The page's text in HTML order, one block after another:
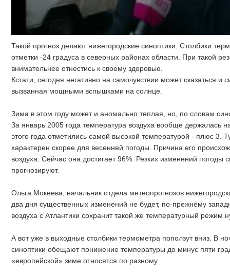
Такой прогноз делают нижегородские синоптики. Столбики
отметки -24 градуса в северных районах области. При такой
внимательнее отнестись к своему здоровью.
Кстати, сегодня негативно на самочувствии может сказаться и
вызванная мощными вспышками на солнце.
Зима в этом году может и аномально теплая, но, по словам
За январь 2005 года температура воздуха вообще держалась
этого года отметились самой высокой температурой - плюс 3.
характерен скорее для весенней погоды. Причина его
воздуха. Сейчас она достигает 96%. Резких изменений погоды
прогнозируют.
Ольга Мокеева, начальник отдела метеопрогнозов
два дня существенных изменений не будет, по-прежнему
воздуха с Атлантики сохранит такой же температурный режим
А вот уже в выходные столбики термометра поползут вниз. В
синоптики обещают понижение температуры до минус пяти
«европейской» зиме относятся по разному.